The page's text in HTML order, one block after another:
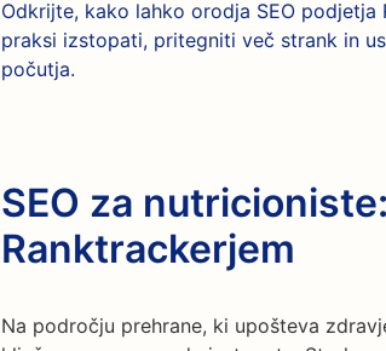
Odkrijte, kako lahko orodja SEO
praksi izstopati, pritegniti več strank in
počutja.
SEO za
Ranktrackerjem
Na področju prehrane, ki upošteva